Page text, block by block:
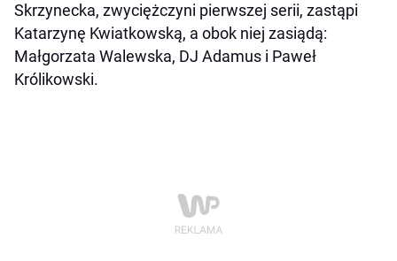
Skrzynecka, zwyciężczyni pierwszej serii, zastąpi
Katarzynę Kwiatkowską, a obok niej zasiądą:
Małgorzata Walewska, DJ Adamus i Paweł
Królikowski.